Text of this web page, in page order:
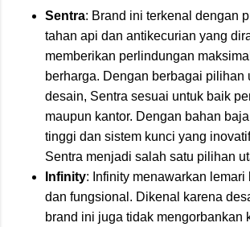
Sentra: Brand ini terkenal dengan
tahan api dan antikecurian yang
memberikan perlindungan
berharga. Dengan berbagai pilihan
desain, Sentra sesuai untuk baik
maupun kantor. Dengan bahan
tinggi dan sistem kunci yang
Sentra menjadi salah satu pilihan
Infinity: Infinity menawarkan lemari
dan fungsional. Dikenal karena
brand ini juga tidak mengorbankan